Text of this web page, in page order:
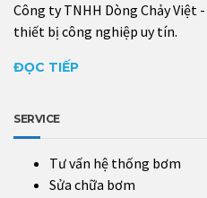
Công ty TNHH Dòng Chảy Việt
thiết bị công nghiệp uy tín.
ĐỌC TIẾP
SERVICE
Tư vấn hệ thống bơm
Sửa chữa bơm